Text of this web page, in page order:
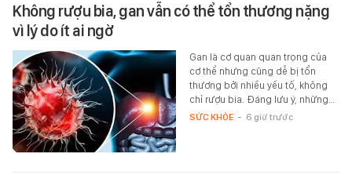
Không rượu bia, gan vẫn có thể tổn thương nặng
vì lý do ít ai ngờ
Gan là cơ quan quan trọng của
cơ thể nhưng cũng dễ bị tổn
thương bởi nhiều yếu tố, không
chỉ rượu bia. Đáng lưu ý, những…
SỨC KHỎE - 6 giờ trước